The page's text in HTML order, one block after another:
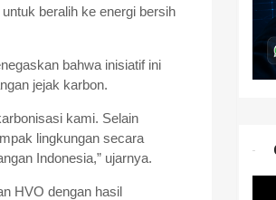
beralih ke energi bersih
bahwa inisiatif ini
jejak karbon.
kami. Selain
lingkungan secara
Indonesia,” ujarnya.
HVO dengan hasil